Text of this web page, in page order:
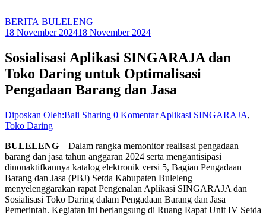
BERITA BULELENG
18 November 202418 November 2024
Sosialisasi Aplikasi SINGARAJA dan
Toko Daring untuk Optimalisasi
Pengadaan Barang dan Jasa
Diposkan Oleh:Bali Sharing 0 Komentar Aplikasi SINGARAJA,
Toko Daring
BULELENG – Dalam rangka memonitor realisasi pengadaan
barang dan jasa tahun anggaran 2024 serta mengantisipasi
dinonaktifkannya katalog elektronik versi 5, Bagian Pengadaan
Barang dan Jasa (PBJ) Setda Kabupaten Buleleng
menyelenggarakan rapat Pengenalan Aplikasi SINGARAJA dan
Sosialisasi Toko Daring dalam Pengadaan Barang dan Jasa
Pemerintah. Kegiatan ini berlangsung di Ruang Rapat Unit IV Setda